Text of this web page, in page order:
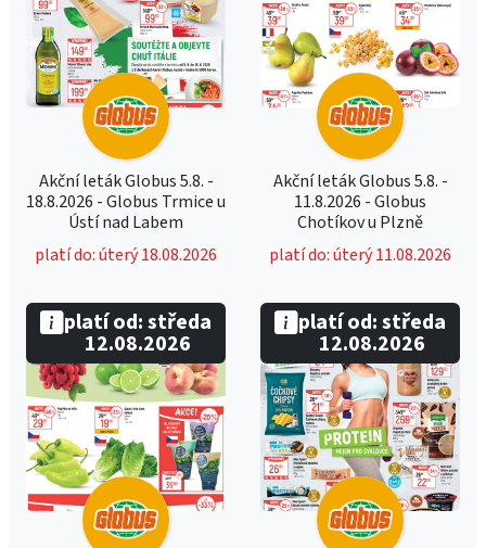
Akční leták Globus 5.8. -
18.8.2026 - Globus Trmice u
Ústí nad Labem
platí do: úterý 18.08.2026
Akční leták Globus 5.8. -
11.8.2026 - Globus
Chotíkov u Plzně
platí do: úterý 11.08.2026
platí od: středa
12.08.2026
platí od: středa
12.08.2026